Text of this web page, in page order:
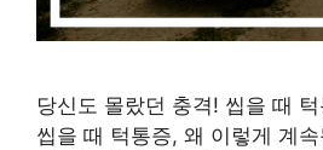
당신도 몰랐던 충격! 씹을 때
씹을 때 턱통증, 왜 이렇게 계